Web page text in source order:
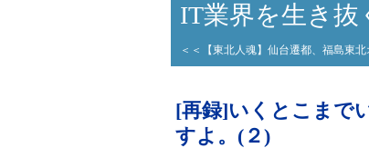
IT業界を生き抜
＜＜【東北人魂】仙台遷都、福島東
[再録]いくとこまで
すよ。(２)